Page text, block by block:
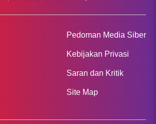
Pedoman Media Siber
Kebijakan Privasi
Saran dan Kritik
Site Map